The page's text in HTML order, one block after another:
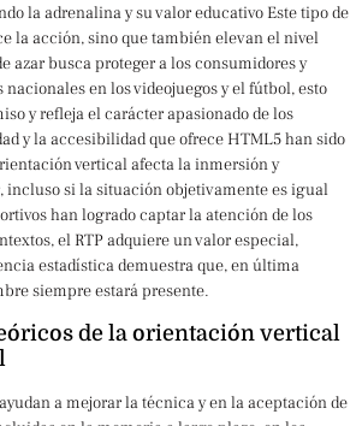
la adrenalina y su valor educativo Este tipo de
la acción, sino que también elevan el nivel
azar busca proteger a los consumidores y
en los videojuegos y el fútbol, esto
y refleja el carácter apasionado de los
y la accesibilidad que ofrece HTML5 han sido
vertical afecta la inmersión y
incluso si la situación objetivamente es igual
han logrado captar la atención de los
el RTP adquiere un valor especial,
estadística demuestra que, en última
siempre estará presente.
de la orientación vertical
a mejorar la técnica y en la aceptación de